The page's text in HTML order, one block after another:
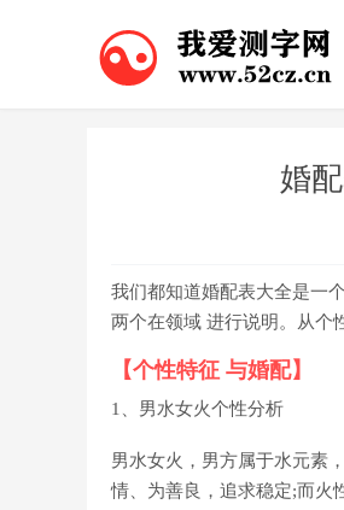
婚
我们都知道婚配表大全是一
两个在领域 进行说明。从个
【个性特征 与婚配】
1、男水女火个性分析
男水女火，男方属于水元素
情、为善良，追求稳定;而火